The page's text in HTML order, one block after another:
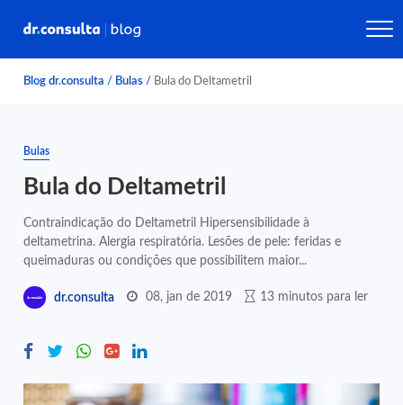
Blog dr.consulta / Bulas / Bula do Deltametril
Bulas
Bula do Deltametril
Contraindicação do Deltametril Hipersensibilidade à
deltametrina. Alergia respiratória. Lesões de pele: feridas e
queimaduras ou condições que possibilitem maior...
dr.consulta 08, jan de 2019 13 minutos para ler